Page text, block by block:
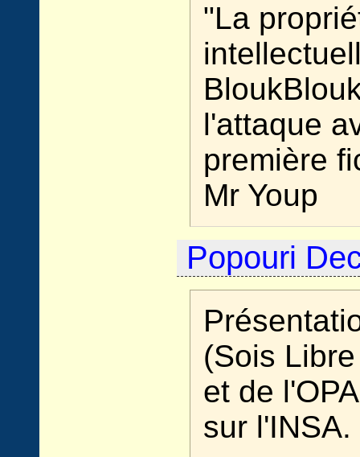
"La
l'attaque
première
Mr Youp
Popouri
(Sois
et de
sur l'INSA.